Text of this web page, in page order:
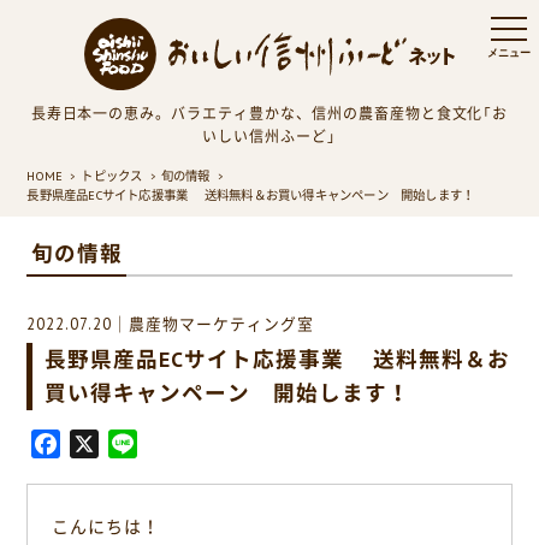
長寿日本一の恵み。バラエティ豊かな、信州の農畜産物と食文化「お
いしい信州ふーど」
HOME トピックス
旬の情報
長野県産品ECサイト応援事業 送料無料＆お買い得キャンペーン 開始します！
旬の情報
2022.07.20｜農産物マーケティング室
長野県産品ECサイト応援事業 送料無料＆お
買い得キャンペーン 開始します！
e
X
e
こんにちは！